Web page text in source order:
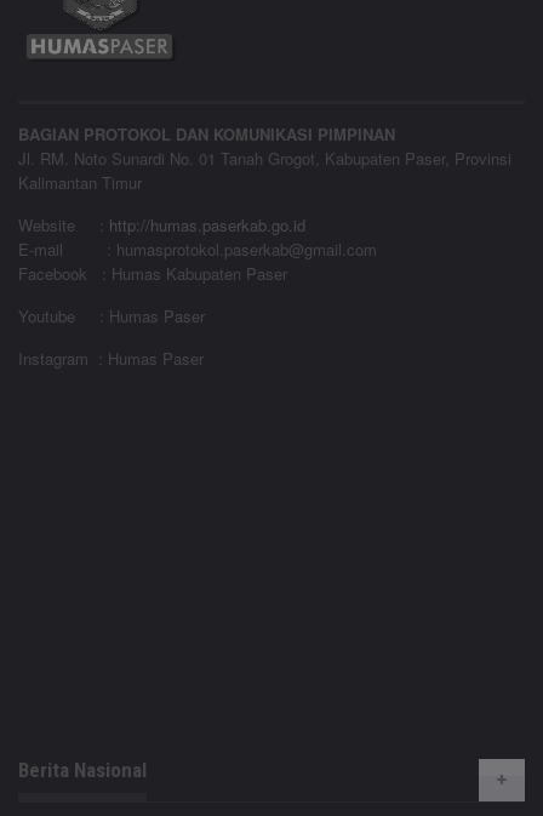
BAGIAN PROTOKOL DAN KOMUNIKASI PIMPINAN
Jl. RM. Noto Sunardi No. 01 Tanah Grogot, Kabupaten Paser, Provinsi
Kalimantan Timur
Website
: http://humas.paserkab.go.id
E-mail : humasprotokol.paserkab@gmail.com
Facebook : Humas Kabupaten Paser
Youtube : Humas Paser
Instagram : Humas Paser
Berita Nasional